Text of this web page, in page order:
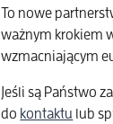
To nowe
ważnym krokiem
wzmacniającym
Jeśli są Państwo
do kontaktu lub